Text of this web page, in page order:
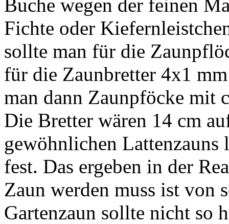
Buche wegen der feinen
Fichte oder
sollte man für die
für die Zaunbretter 4x1
man dann Zaunpföcke mit
Die Bretter wären 14 cm
gewöhnlichen
fest. Das ergeben in der
Zaun werden muss ist von
Gartenzaun sollte nicht so